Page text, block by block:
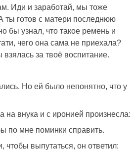
Иди и заработай, мы тоже
ты готов с матери последнюю
бы узнал, что такое ремень и
чего она сама не приехала?
за твоё воспитание.
Но ей было непонятно, что у
внука и с иронией произнесла:
по мне поминки справить.
чтобы выпутаться, он ответил: